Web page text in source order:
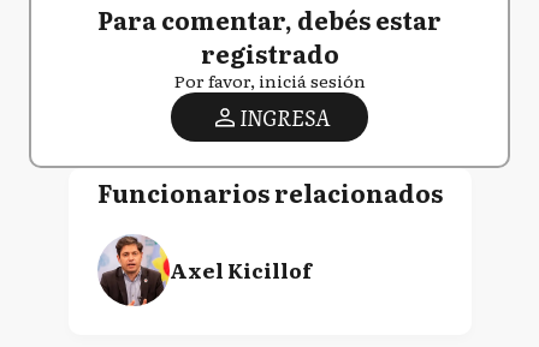
Para comentar, debés estar
registrado
Por favor, iniciá sesión
INGRESA
Funcionarios relacionados
Axel Kicillof